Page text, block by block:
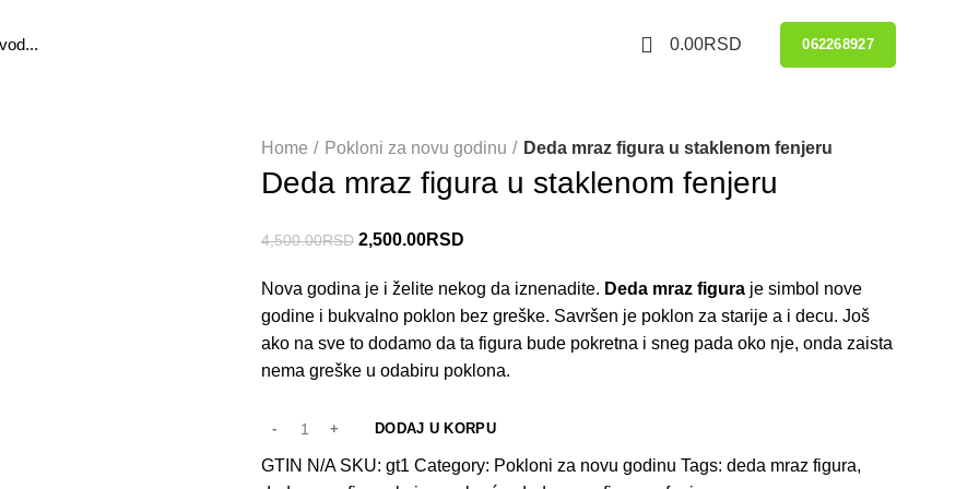
0.00RSD 062268927
Home Pokloni za novu godinu Deda mraz figura u staklenom fenjeru
Deda mraz figura u staklenom fenjeru
4,500.00RSD 2,500.00RSD
Nova godina je i želite nekog da iznenadite. Deda mraz figura je simbol nove
godine i bukvalno poklon bez greške. Savršen je poklon za starije a i decu. Još
ako na sve to dodamo da ta figura bude pokretna i sneg pada oko nje, onda zaista
nema greške u odabiru poklona.
DODAJ U KORPU
GTIN N/A SKU: gt1 Category: Pokloni za novu godinu Tags: deda mraz figura,